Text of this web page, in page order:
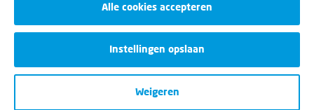
Alle cookies accepteren
Instellingen opslaan
Weigeren